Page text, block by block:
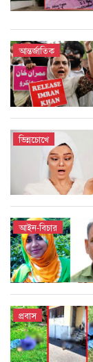
আন্তর্জাতিক
ভিন্নচোখে
আইন-বিচার
প্রবাস